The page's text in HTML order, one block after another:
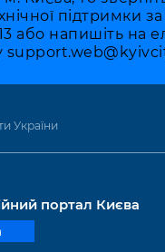
підтримки
або напишіть на
України
портал Києва